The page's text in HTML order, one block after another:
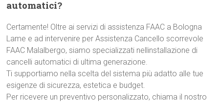
automatici?
Certamente! Oltre ai servizi di assistenza FAAC a Bologna
Lame e ad intervenire per Assistenza Cancello scorrevole
FAAC Malalbergo, siamo specializzati nellinstallazione di
cancelli automatici di ultima generazione.
Ti supportiamo nella scelta del sistema più adatto alle tue
esigenze di sicurezza, estetica e budget.
Per ricevere un preventivo personalizzato, chiama il nostro